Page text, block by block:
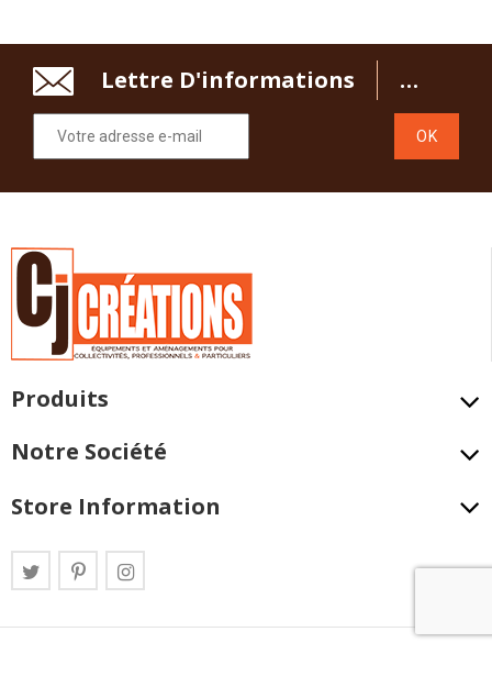
Lettre D'informations Recevez
Produits
Notre Société
Store Information